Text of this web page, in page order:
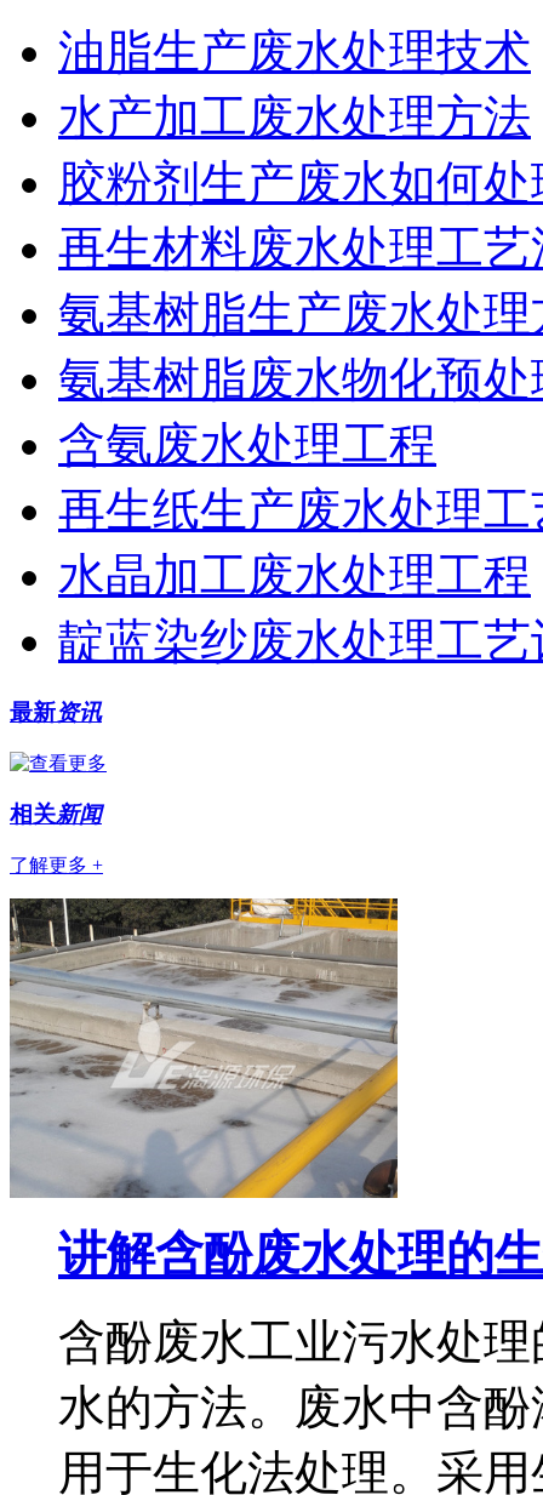
油脂生产废水处理技术
水产加工废水处理方法
胶粉剂生产废水如何处
再生材料废水处理工艺
氨基树脂生产废水处理
氨基树脂废水物化预
含氨废水处理工程
再生纸生产废水处理工
水晶加工废水处理工程
靛蓝染纱废水处理工艺
最新资讯
相关新闻
了解更多 +
讲解含酚废水处理的
含酚废水工业污水处
水的方法。废水中含
用于生化法处理。采